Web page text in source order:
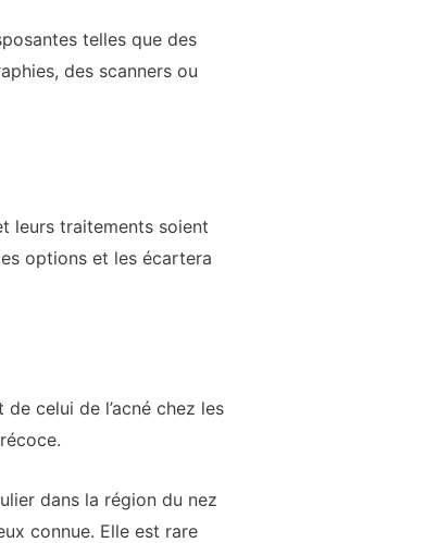
telles que des
des scanners ou
leurs traitements soient
options et les écartera
celui de l’acné chez les
dans la région du nez
connue. Elle est rare